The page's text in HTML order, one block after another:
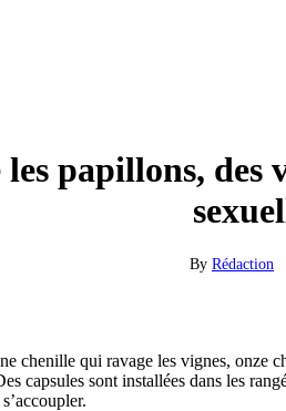
papillons, des
By Rédaction
chenille qui ravage les vignes, onze
capsules sont installées dans les